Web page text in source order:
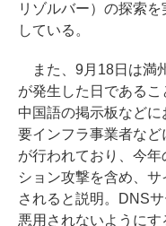
リゾルバー）の探索
している。
また、9月18日は満
が発生した日である
中国語の掲示板など
要インフラ事業者な
が行われており、今
ション攻撃を含め、
されると説明。DNS
悪用されないように